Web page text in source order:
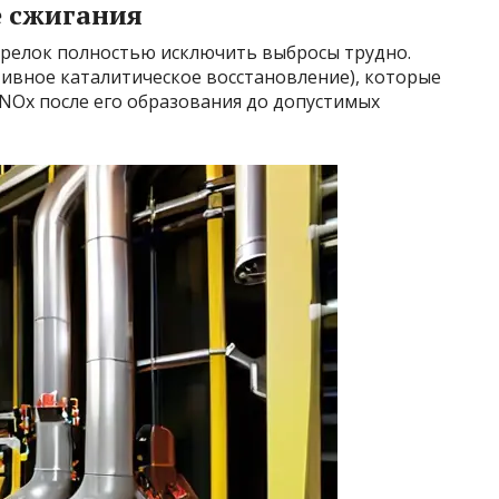
сжигания
полностью исключить выбросы трудно.
каталитическое восстановление), которые
после его образования до допустимых